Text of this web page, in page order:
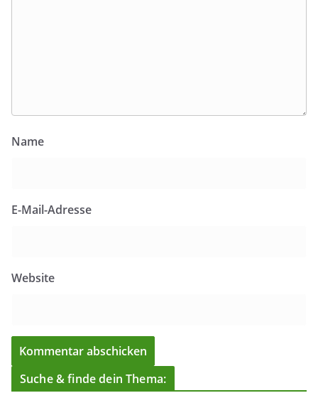
Name
E-Mail-Adresse
Website
Suche & finde dein Thema: